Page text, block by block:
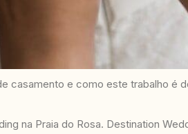
casamento e como este trabalho é
na Praia do Rosa. Destination